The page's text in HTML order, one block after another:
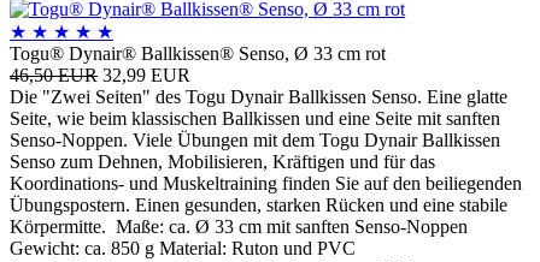
★ ★ ★ ★ ★
Togu® Dynair® Ballkissen® Senso, Ø 33 cm rot
46,50 EUR 32,99 EUR
Die "Zwei Seiten" des Togu Dynair Ballkissen Senso. Eine glatte
Seite, wie beim klassischen Ballkissen und eine Seite mit sanften
Senso-Noppen. Viele Übungen mit dem Togu Dynair Ballkissen
Senso zum Dehnen, Mobilisieren, Kräftigen und für das
Koordinations- und Muskeltraining finden Sie auf den beiliegenden
Übungspostern. Einen gesunden, starken Rücken und eine stabile
Körpermitte. Maße: ca. Ø 33 cm mit sanften Senso-Noppen
Gewicht: ca. 850 g Material: Ruton und PVC